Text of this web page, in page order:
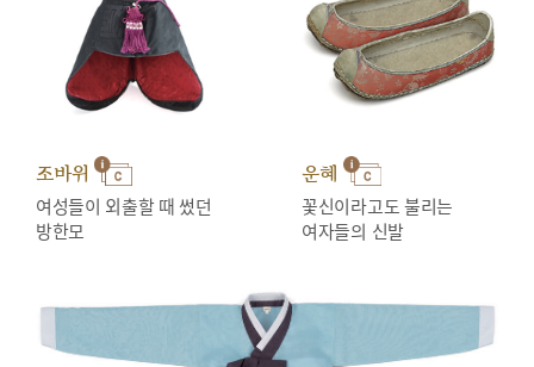
조바위
여성들이 외출할 때 썼던
방한모
운혜
꽃신이라고도 불리는
여자들의 신발